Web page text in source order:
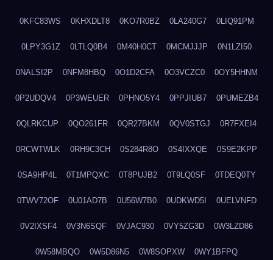
0KFC83WS 0KHXDLT8 0KO7R0BZ 0LA240G7 0LIQ91PM
0LPY3G1Z 0LTLQ0B4 0M40H0CT 0MCMJJJP 0N1LZI50
0NALSI2P 0NFM8HBQ 0O1D2CFA 0O3VCZC0 0OY5HHNM
0P2UDQV4 0P3WEUER 0PHNO5Y4 0PPJIUB7 0PUMEZB4
0QLRKCUP 0QO261FR 0QR27BKM 0QV0STGJ 0R7FXEI4
0RCWTWLK 0RH9C3CH 0S284R8O 0S4IXXQE 0S9E2KPP
0SA9HP4L 0T1MPQXC 0T8PUJB2 0T9LQ0SF 0TDEQ0TY
0TWV72OF 0U01AD7B 0U56W7B0 0UDKWD5I 0UELVNFD
0V2IXSF4 0V3N6SQF 0VJAC930 0VY5ZG3D 0W3LZD86
0W58MBQO 0W5D86N5 0W8SOPXW 0WY1BFPQ